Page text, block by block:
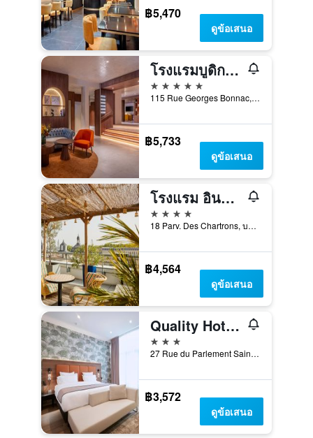
฿5,470
ดูข้อเสนอ
โรงแรมบูดิกาลา โดย Inwood Hotels
5 ดาว
115 Rue Georges Bonnac, บอร์โดซ์, ฌีรงด์, ฝรั่งเศส
฿5,733
ดูข้อเสนอ
โรงแรม อินดิโก บอร์โด เซนเตอร์ ชาร์ตรองส์ บาย IHG
4 ดาว
18 Parv. Des Chartrons, บอร์โดซ์, ฌีรงด์, ฝรั่งเศส
฿4,564
ดูข้อเสนอ
Quality Hotel Bordeaux Centre
3 ดาว
27 Rue du Parlement Sainte Catherine, บอร์โดซ์, ฌีรงด์, ฝรั่งเศส
฿3,572
ดูข้อเสนอ